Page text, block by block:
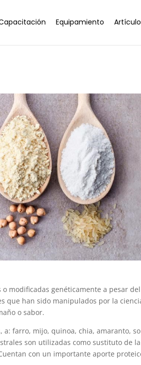
Equipamiento
modificadas genéticamente a pesar del
que han sido manipulados por la
o sabor.
farro, mijo, quinoa, chia, amaranto,
son utilizadas como sustituto de la
con un importante aporte